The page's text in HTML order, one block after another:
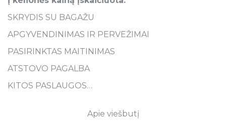
SKRYDIS SU BAGAŽU
APGYVENDINIMAS IR PERVEŽIMAI
PASIRINKTAS MAITINIMAS
ATSTOVO PAGALBA
KITOS PASLAUGOS…
Apie viešbutį